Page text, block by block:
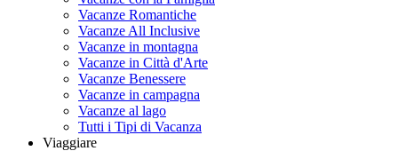
Vacanze Romantiche
Vacanze All Inclusive
Vacanze in montagna
Vacanze in Città d'Arte
Vacanze Benessere
Vacanze in campagna
Vacanze al lago
Tutti i Tipi di Vacanza
Viaggiare